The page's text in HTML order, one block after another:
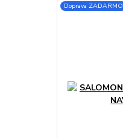
Doprava ZADARMO